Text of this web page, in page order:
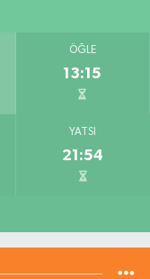
ÖĞLE
13:15
YATSI
21:54